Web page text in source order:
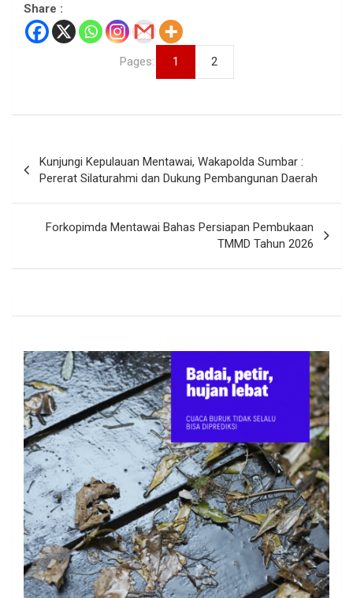
Share :
Pages: 1 2
pos
Kunjungi Kepulauan Mentawai, Wakapolda Sumbar :
Pererat Silaturahmi dan Dukung Pembangunan Daerah
Forkopimda Mentawai Bahas Persiapan Pembukaan
TMMD Tahun 2026